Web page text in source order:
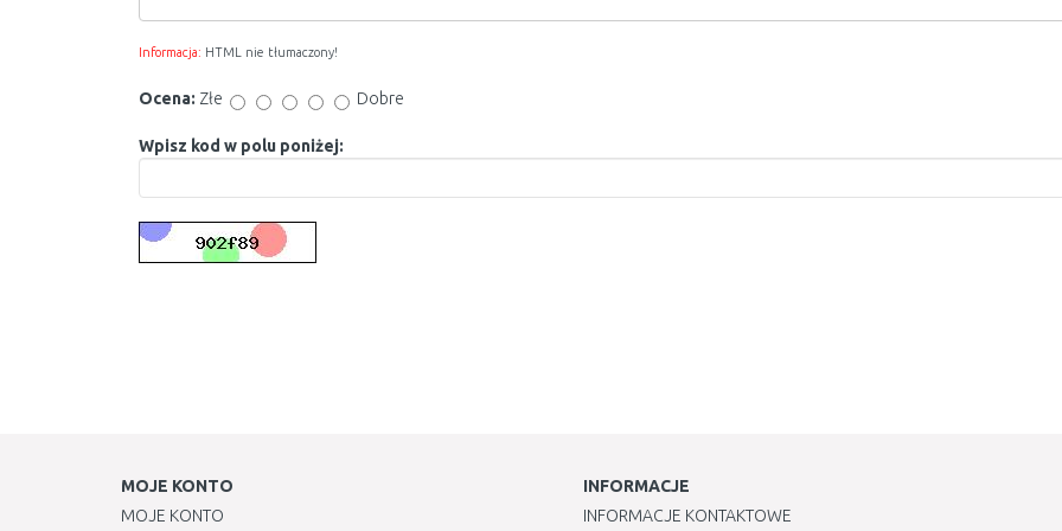
Informacja: HTML nie tłumaczony!
Ocena: Złe Dobre
Wpisz kod w polu poniżej:
MOJE KONTO
MOJE KONTO
INFORMACJE
INFORMACJE KONTAKTOWE